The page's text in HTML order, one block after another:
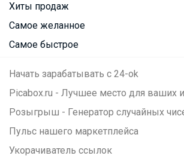
Хиты продаж
Самое желанное
Самое быстрое
Начать зарабатывать с 24-ok
Picabox.ru - Лучшее место для ваших
Розыгрыш - Генератор случайных
Пульс нашего маркетплейса
Укорачиватель ссылок